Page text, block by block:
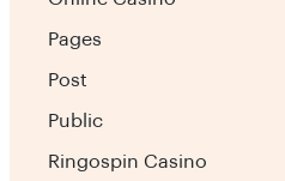
Pages
Post
Public
Ringospin Casino